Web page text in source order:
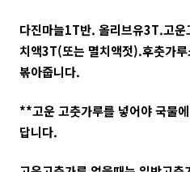
다진마늘1T반. 올리브유3T.고
치액3T(또는 멸치액젓).후춧가
볶아줍니다.
**고운 고춧가루를 넣어야 국물
답니다.